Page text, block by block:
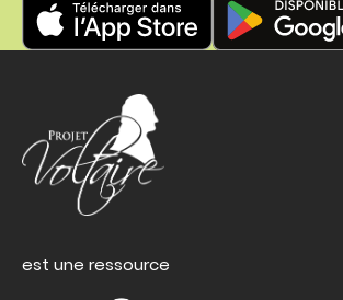
est une ressource